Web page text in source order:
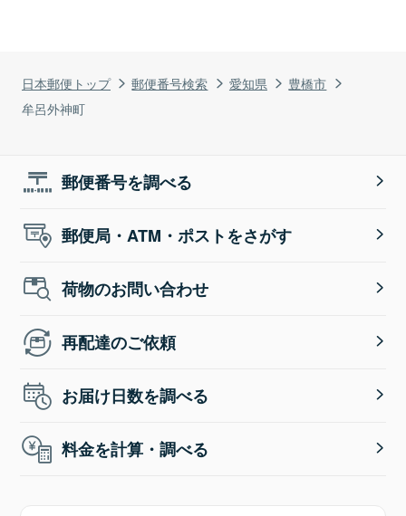
日本郵便トップ 郵便番号検索 愛知県
豊橋市
牟呂外神町
郵便番号を調べる
郵便局・ATM・ポストをさがす
荷物のお問い合わせ
再配達のご依頼
お届け日数を調べる
料金を計算・調べる